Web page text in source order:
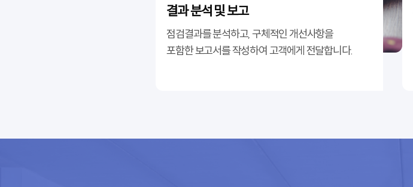
결과 분석 및 보고
점검결과를 분석하고, 구체적인 개선사항을
포함한 보고서를 작성하여 고객에게 전달합니다.
송내역
포레나